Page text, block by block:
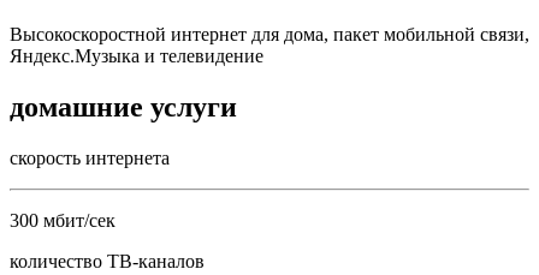
Высокоскоростной интернет для дома, пакет мобильной связи,
Яндекс.Музыка и телевидение
домашние услуги
скорость интернета
300 мбит/сек
количество ТВ-каналов